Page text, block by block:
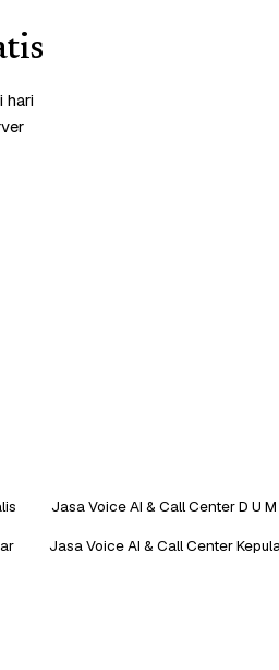
hari
Jasa Voice AI & Call Center D U M
Jasa Voice AI & Call Center